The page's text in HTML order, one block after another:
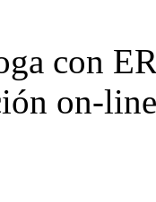
con
on-